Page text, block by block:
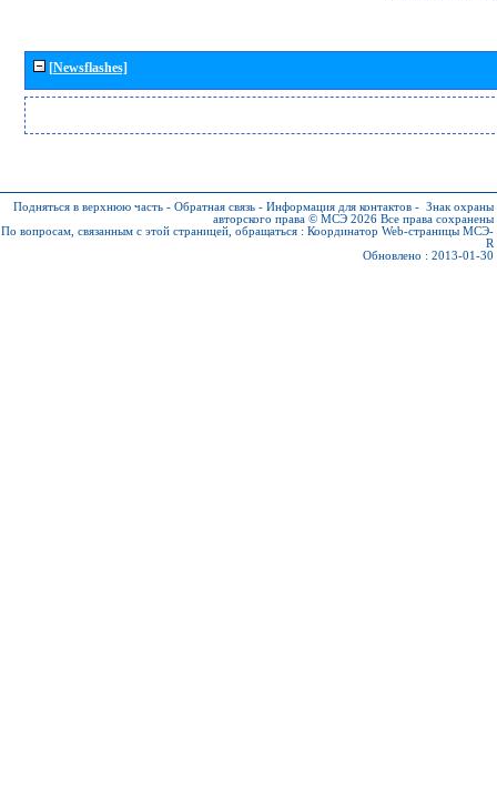
[Newsflashes]
Подняться в верхнюю часть - Обратная связь - Информация для контактов - Знак охраны
авторского права © МСЭ 2026 Все права сохранены
По вопросам, связанным с этой страницей, обращаться : Координатор Web-страницы МСЭ-
R
Обновлено : 2013-01-30